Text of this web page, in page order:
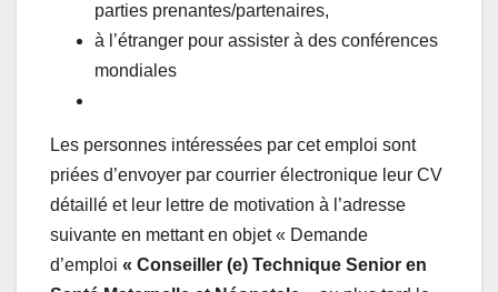
parties prenantes/partenaires,
à l’étranger pour assister à des conférences
mondiales
Les personnes intéressées par cet emploi sont
priées d’envoyer par courrier électronique leur CV
détaillé et leur lettre de motivation à l’adresse
suivante en mettant en objet « Demande
d’emploi « Conseiller (e) Technique Senior en